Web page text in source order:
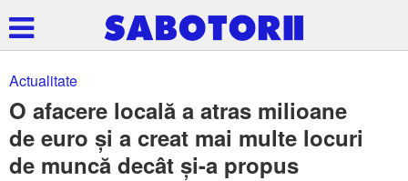
Actualitate
O afacere locală a atras milioane
de euro și a creat mai multe locuri
de muncă decât și-a propus